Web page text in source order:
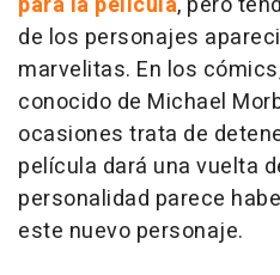
de los personajes
marvelitas. En los
conocido de Michael
ocasiones trata de
película dará una vuelta
personalidad parece
este nuevo personaje.